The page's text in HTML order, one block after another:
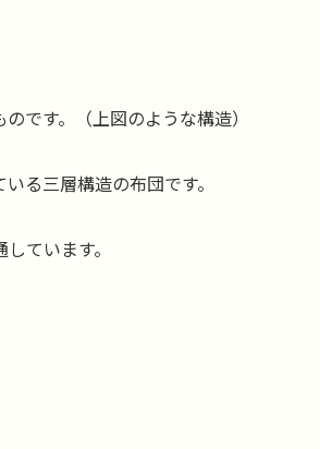
です。（上図のような構造）
る三層構造の布団です。
ています。